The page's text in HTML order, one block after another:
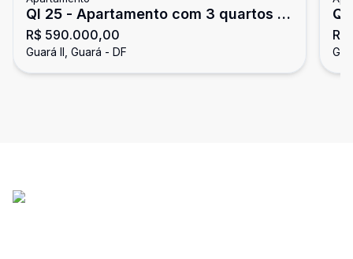
QI 25 - Apartamento com 3 quartos -
1 vaga - reformado - elevador - Guará
II
R$ 590.000,00
Guará II, Guará - DF
QI
E